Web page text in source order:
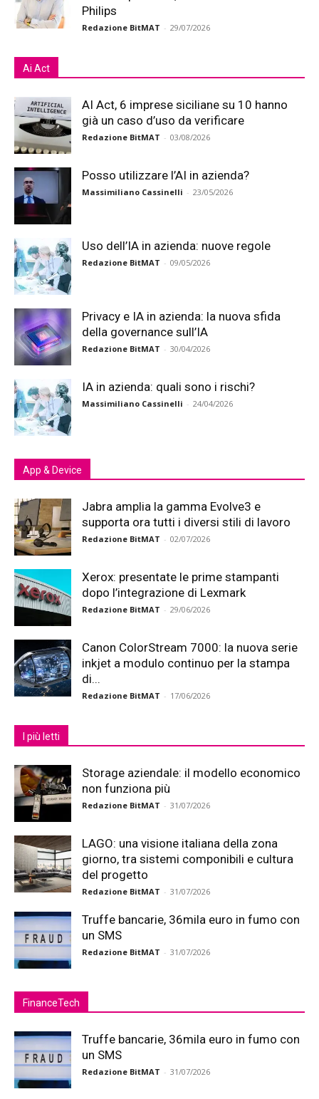
Philips
Redazione BitMAT - 29/07/2026
Ai Act
AI Act, 6 imprese siciliane su 10 hanno
già un caso d’uso da verificare
Redazione BitMAT - 03/08/2026
Posso utilizzare l’AI in azienda?
Massimiliano Cassinelli - 23/05/2026
Uso dell’IA in azienda: nuove regole
Redazione BitMAT - 09/05/2026
Privacy e IA in azienda: la nuova sfida
della governance sull’IA
Redazione BitMAT - 30/04/2026
IA in azienda: quali sono i rischi?
Massimiliano Cassinelli - 24/04/2026
App & Device
Jabra amplia la gamma Evolve3 e
supporta ora tutti i diversi stili di lavoro
Redazione BitMAT - 02/07/2026
Xerox: presentate le prime stampanti
dopo l’integrazione di Lexmark
Redazione BitMAT - 29/06/2026
Canon ColorStream 7000: la nuova serie
inkjet a modulo continuo per la stampa
di...
Redazione BitMAT - 17/06/2026
I più letti
Storage aziendale: il modello economico
non funziona più
Redazione BitMAT - 31/07/2026
LAGO: una visione italiana della zona
giorno, tra sistemi componibili e cultura
del progetto
Redazione BitMAT - 31/07/2026
Truffe bancarie, 36mila euro in fumo con
un SMS
Redazione BitMAT - 31/07/2026
FinanceTech
Truffe bancarie, 36mila euro in fumo con
un SMS
Redazione BitMAT - 31/07/2026